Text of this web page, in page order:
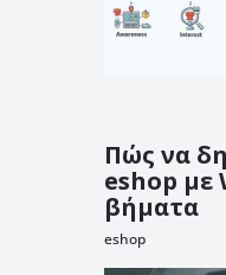
Πώς να
eshop με
βήματα
eshop